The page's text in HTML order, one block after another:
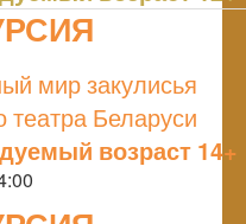
мир закулисья
театра Беларуси
возраст 14+